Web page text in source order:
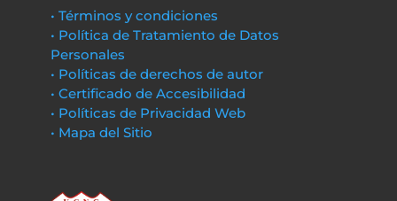
• Términos y condiciones
• Política de Tratamiento de Datos
Personales
• Políticas de derechos de autor
• Certificado de Accesibilidad
• Políticas de Privacidad Web
• Mapa del Sitio